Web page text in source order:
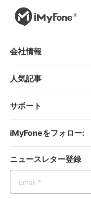
会社情報
人気記事
サポート
iMyFoneをフォロー:
ニュースレター登録